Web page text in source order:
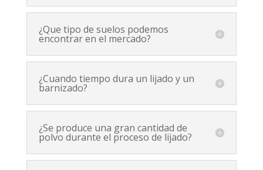
¿Que tipo de suelos podemos
encontrar en el mercado?
¿Cuando tiempo dura un lijado y un
barnizado?
¿Se produce una gran cantidad de
polvo durante el proceso de lijado?